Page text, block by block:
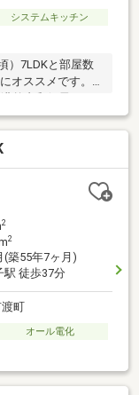
システムキッチン
）7LDKと部屋数
オススメです。フ
竹内郵便局まで
分)
2
2
(築55年7ヶ月)
駅 徒歩37分
町
オール電化